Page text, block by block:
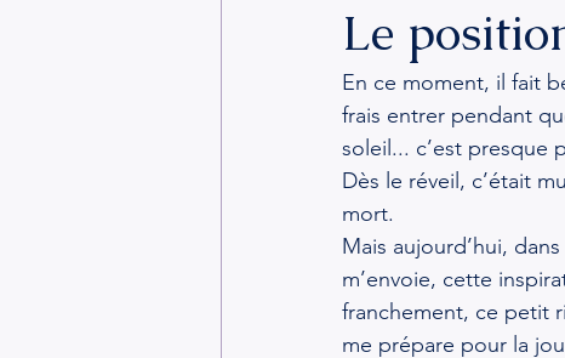
Le
En ce moment, il fait
frais entrer pendant
soleil... c’est presque
Dès le réveil, c’était
mort.
Mais aujourd’hui,
m’envoie, cette
franchement, ce petit
me prépare pour la